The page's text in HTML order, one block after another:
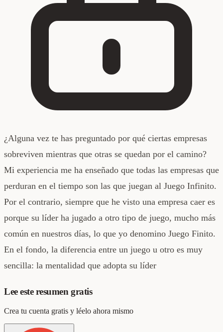
¿Alguna vez te has preguntado por qué ciertas empresas
sobreviven mientras que otras se quedan por el camino?
Mi experiencia me ha enseñado que todas las empresas que
perduran en el tiempo son las que juegan al Juego Infinito.
Por el contrario, siempre que he visto una empresa caer es
porque su líder ha jugado a otro tipo de juego, mucho más
común en nuestros días, lo que yo denomino Juego Finito.
En el fondo, la diferencia entre un juego u otro es muy
sencilla: la mentalidad que adopta su líder
Lee este resumen gratis
Crea tu cuenta gratis y léelo ahora mismo